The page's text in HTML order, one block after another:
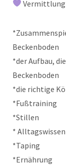
Vermittlung
Beckenboden
*der Aufbau,
Beckenboden
*die richtige
*Fußtraining
*Stillen
*
*Taping
*Ernährung